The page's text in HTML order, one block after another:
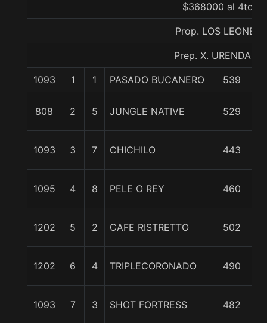
$368000 al 4to
Prop. LOS LEONES
Prep. X. URENDA P.
1093 1 1 PASADO BUCANERO 539
808 2 5 JUNGLE NATIVE 529
1093 3 7 CHICHILO 443
1095 4 8 PELE O REY 460
1202 5 2 CAFE RISTRETTO 502
1202 6 4 TRIPLECORONADO 490
1093 7 3 SHOT FORTRESS 482